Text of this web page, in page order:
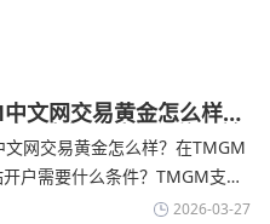
文网交易黄金怎么样？
，市场评估伊朗停火前
官网
网交易黄金怎么样？在TMGM
户需要什么条件？‌‌‌TMGM支持
的MT4/MT5平台，同时提供功能
2026-03-27